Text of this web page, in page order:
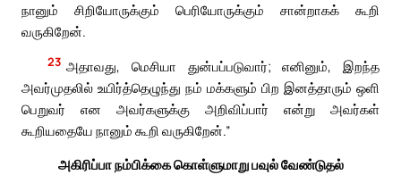
நானும் சிறியோருக்கும் பெரியோருக்கும் சான்றாகக் கூறி
வருகிறேன்.
23 அதாவது, மெசியா துன்பப்படுவார்; எனினும், இறந்த
அவர்முதலில் உயிர்த்தெழுந்து நம் மக்களும் பிற இனத்தாரும் ஒளி
பெறுவர் என அவர்களுக்கு அறிவிப்பார் என்று அவர்கள்
கூறியதையே நானும் கூறி வருகிறேன்.”
அகிரிப்பா நம்பிக்கை கொள்ளுமாறு பவுல் வேண்டுதல்